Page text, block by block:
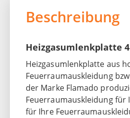
Beschreibung
Heizgasumlenkplatte
Heizgasumlenkplatte aus
Feuerraumauskleidung
der Marke Flamado
Feuerraumauskleidung für
für Ihre